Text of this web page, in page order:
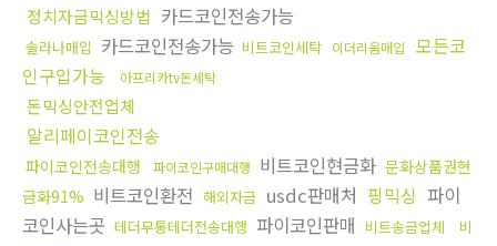
정치자금믹싱방법 카드코인전송가능
솔라나매입 카드코인전송가능 비트코인세탁 이더리움매입
모든코
인구입가능
아프리카tv돈세탁
돈믹싱안전업체
알리페이코인전송
파이코인전송대행 파이코인구매대행 비트코인현금화 문화상품권현
금화91% 비트코인환전 해외자금 usdc판매처 핑믹싱 파이
코인사는곳 테더무통테더전송대행 파이코인판매 비트송금업체
비